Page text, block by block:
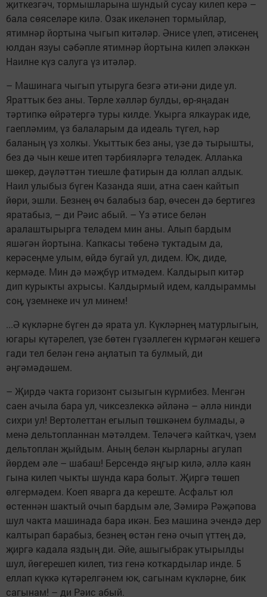
җиткезгәч, тормышларына шундый сусау килеп керә –
бала сөяселәре килә. Озак икеләнеп тормыйлар,
ятимнәр йортына чыгып китәләр. Әнисе үлеп, әтисенең
юлдан язуы сәбәпле ятимнәр йортына килеп эләккән
Наилне күз салуга үз итәләр.
– Машинага чыгып утыруга безгә әти-әни диде ул.
Яраттык без аны. Төрле хәлләр булды, өр-яңадан
тәртипкә өйрәтергә туры килде. Укырга ялкаурак иде,
гаепләмим, үз балаларым да идеаль түгел, һәр
баланың үз холкы. Укыттык без аны, үзе дә тырышты,
без дә чын кеше итеп тәрбияләргә теләдек. Аллаһка
шөкер, дәүләттән тиешле фатирын да юллап алдык.
Наил улыбыз бүген Казанда яши, атна саен кайтып
йөри, эшли. Безнең өч балабыз бар, өчесен дә бертигез
яратабыз, – ди Рәис абый. – Үз әтисе белән
аралаштырырга теләдем мин аны. Алып бардым
яшәгән йортына. Капкасы төбенә туктадым да,
керәсеңме улым, өйдә бугай ул, дидем. Юк, диде,
кермәде. Мин дә мәҗбүр итмәдем. Калдырып китәр
дип курыкты ахрысы. Калдырмый идем, калдыраммы
соң, үземнеке ич ул минем!
...Ә күкләрне бүген дә ярата ул. Күкләрнең матурлыгын,
югары күтәрелеп, үзе бөтен гүзәллеген күрмәгән кешегә
гади тел белән генә аңлатып та булмый, ди
әңгәмәдәшем.
– Җирдә чакта горизонт сызыгын күрмибез. Менгән
саен ачыла бара ул, чиксезлеккә әйләнә – әллә нинди
сихри ул! Вертолеттан егылып төшкәнем булмады, ә
менә дельтопланнан мәтәлдем. Теләчегә кайткач, үзем
дельтоплан җыйдым. Аның белән кырларны агулап
йөрдем әле – шабаш! Берсендә яңгыр килә, әллә каян
гына килеп чыкты шунда кара болыт. Җиргә төшеп
өлгермәдем. Коеп яварга да кереште. Асфальт юл
өстеннән шактый очып бардым әле, Зәмирә Рәҗәпова
шул чакта машинада бара икән. Без машина эчендә дер
калтырап барабыз, безнең өстән генә очып үттең дә,
җиргә кадала яздың ди. Әйе, ашыгыбрак утырылды
шул, йөгерешеп килеп, тиз генә коткардылар инде. 5
еллап күккә күтәрелгәнем юк, сагынам күкләрне, бик
сагынам! – ди Рәис абый.